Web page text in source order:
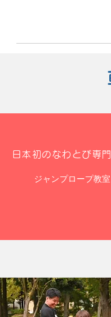
専門
日本初のなわとび専
ジャンプロープ教室